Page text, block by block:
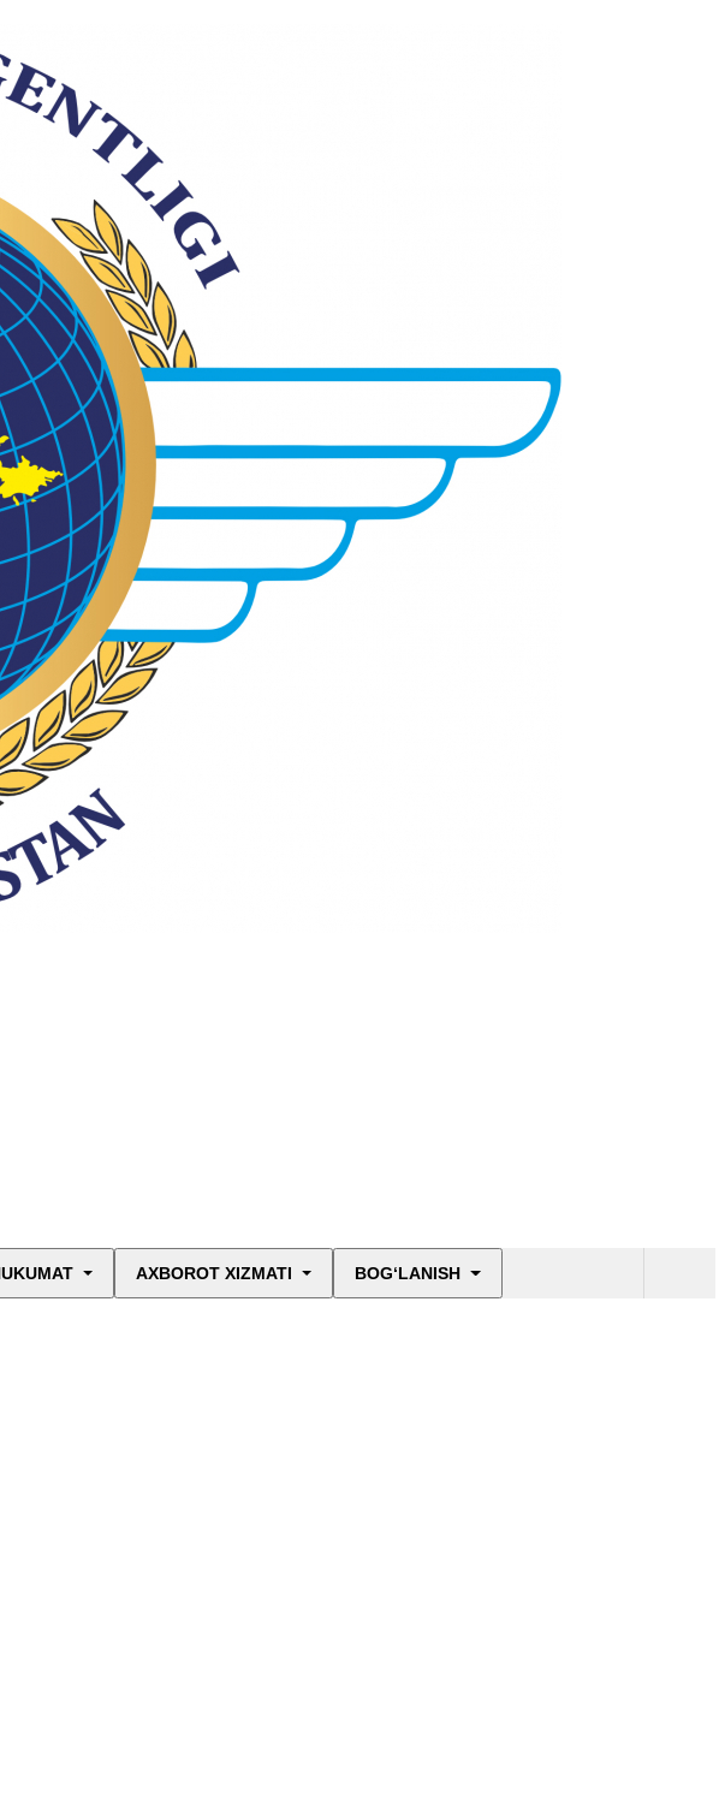
AXBOROT XIZMATI BOG‘LANISH